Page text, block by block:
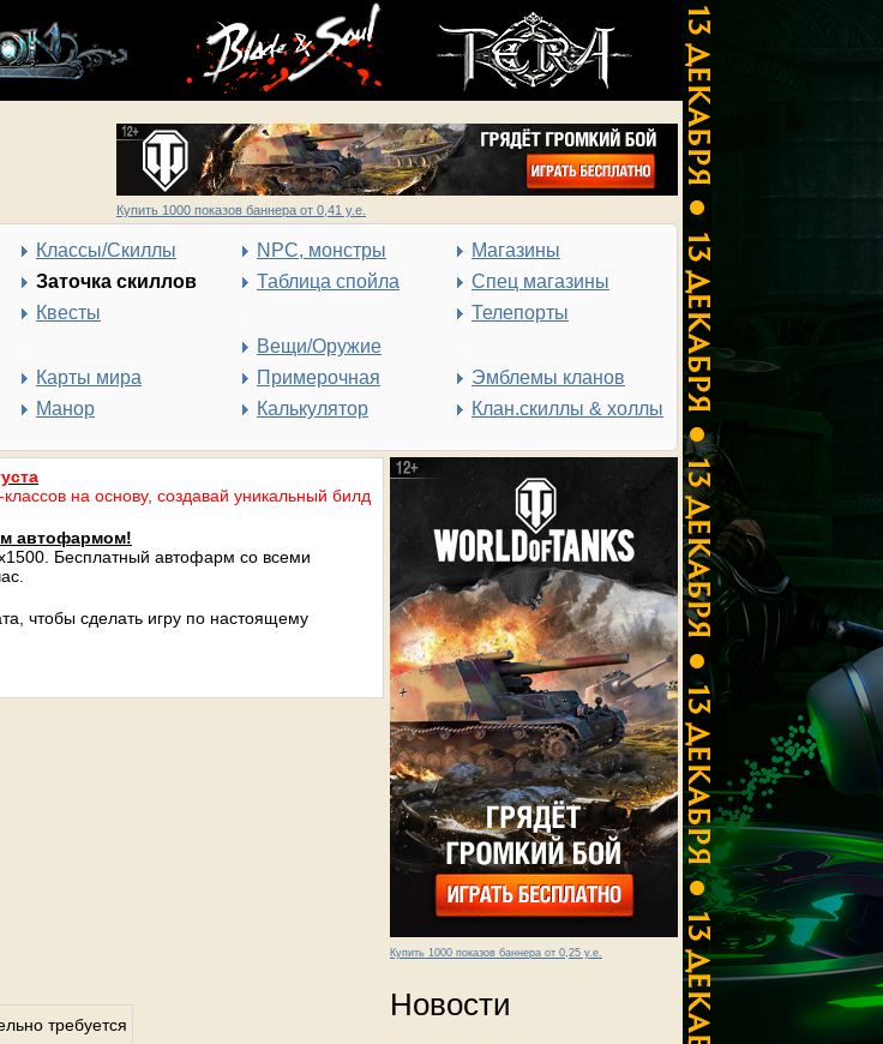
Купить 1000 показов баннера от 0,41 у.е.
Классы/Скиллы
Заточка скиллов
Квесты
Карты мира
Манор
NPC, монстры
Таблица спойла
Вещи/Оружие
Примерочная
Калькулятор
Магазины
Спец магазины
Телепорты
Эмблемы кланов
Клан.скиллы & холлы
Купить 1000 показов баннера от 0,25 у.е.
Новости
на основу, создавай уникальный билд
автофармом!
Бесплатный автофарм со всеми
чтобы сделать игру по настоящему
требуется